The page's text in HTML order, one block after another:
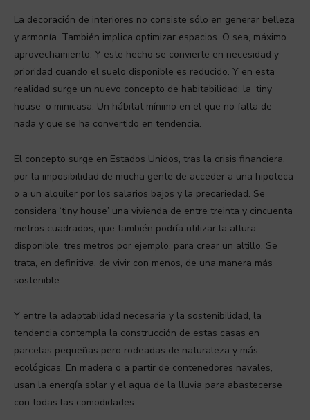
La decoración de interiores no consiste sólo en generar belleza
y armonía. También implica optimizar espacios. O sea, máximo
aprovechamiento. Y este hecho se convierte en necesidad y
prioridad cuando el suelo disponible es reducido. Y en esta
realidad surge un nuevo concepto de habitabilidad: la ‘tiny
house’ o minicasa. Un hábitat mínimo en el que no falta de
nada y que se ha convertido en tendencia.
El concepto surge en Estados Unidos, tras la crisis financiera,
por la imposibilidad de mucha gente de acceder a una hipoteca
o a un alquiler por los salarios bajos y la precariedad. Se
considera ‘tiny house’ una vivienda de entre treinta y cincuenta
metros cuadrados, que también podría utilizar la altura
disponible, tres metros por ejemplo, para crear un altillo. Se
trata, en definitiva, de vivir con menos, de una manera más
sostenible.
Y entre la adaptabilidad necesaria y la sostenibilidad, la
tendencia contempla la construcción de estas casas en
parcelas pequeñas pero rodeadas de naturaleza y más
ecológicas. En madera o a partir de contenedores navales,
usan la energía solar y el agua de la lluvia para abastecerse
con todas las comodidades.